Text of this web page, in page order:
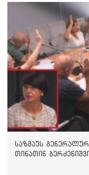
საზმაუს
თინათინ